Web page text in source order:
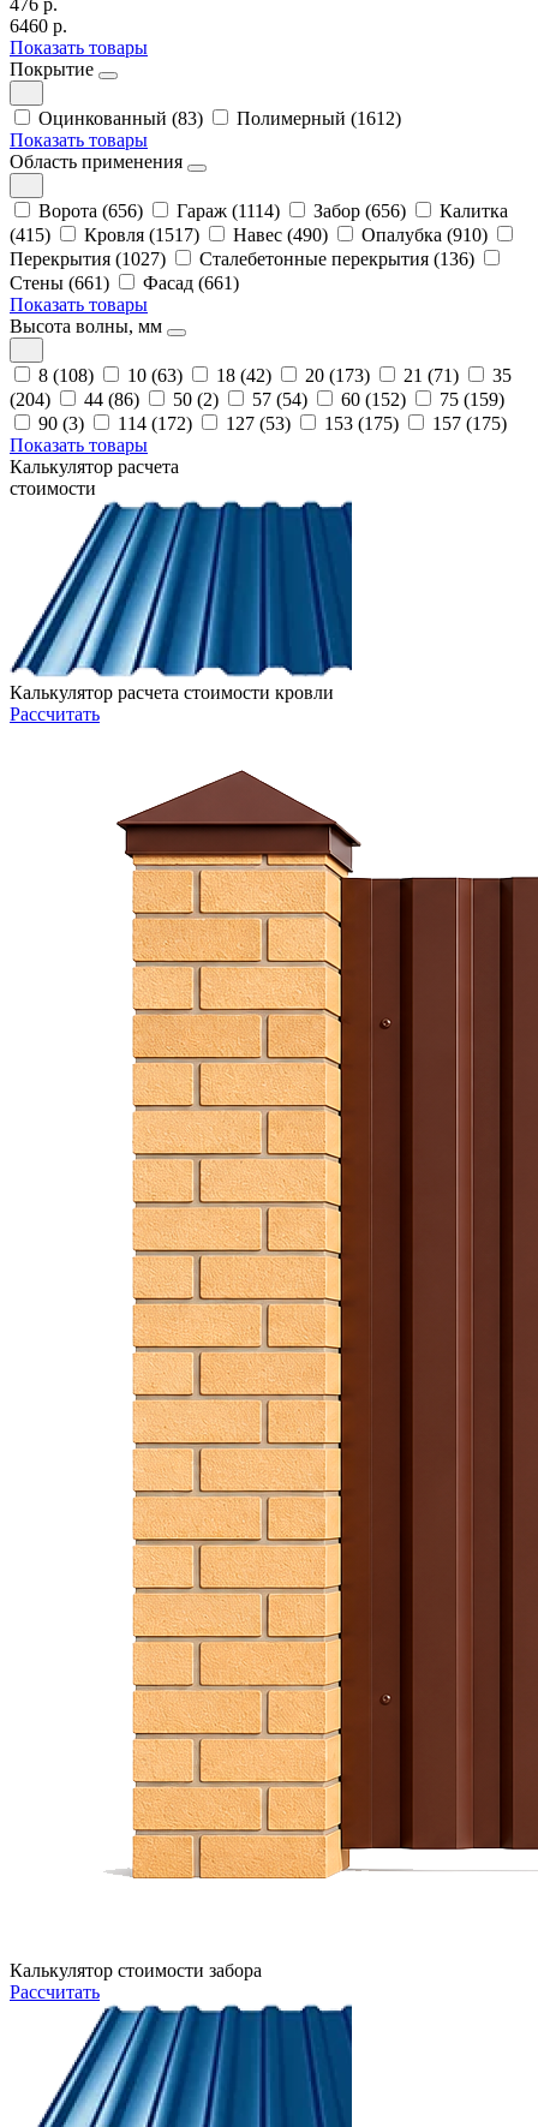
6460 р.
Показать товары
Покрытие
Оцинкованный (83)
Полимерный (1612)
Показать товары
Область применения
Ворота (656) Гараж (1114) Забор (656)
Калитка
(415)
Кровля (1517) Навес (490)
Опалубка (910)
Перекрытия (1027)
Сталебетонные перекрытия (136)
Стены (661)
Фасад (661)
Показать товары
Высота волны, мм
8 (108) 10 (63) 18 (42) 20 (173) 21 (71)
35
(204)
44 (86) 50 (2) 57 (54) 60 (152)
75 (159)
90 (3)
114 (172) 127 (53) 153 (175)
157 (175)
Показать товары
Калькулятор расчета
стоимости
Калькулятор расчета стоимости кровли
Рассчитать
Калькулятор стоимости забора
Рассчитать